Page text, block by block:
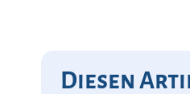
Diesen